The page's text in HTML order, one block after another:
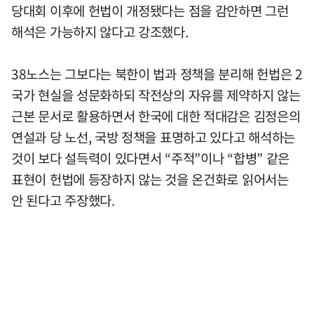
당대회 이후에 헌법이 개정됐다는 점을 감안하면 그런
해석은 가능하지 않다고 강조했다.
38노스는 그보다는 북한이 법과 정책을 분리해 헌법은 2
국가 현실을 성문화하되 작전상의 자유를 제약하지 않는
근본 문서로 활용하면서 한국에 대한 적대감은 김정은의
연설과 당 노선, 국방 정책을 표명하고 있다고 해석하는
것이 보다 설득력이 있다면서 “주적”이나 “합병” 같은
표현이 헌법에 등장하지 않는 것을 온건화로 읽어서는
안 된다고 주장했다.